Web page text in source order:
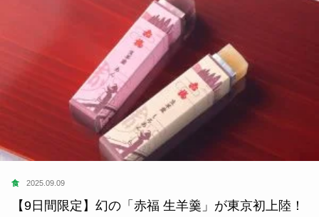
食 2025.09.09
【9日間限定】幻の「赤福 生羊羹」が東京初上陸！